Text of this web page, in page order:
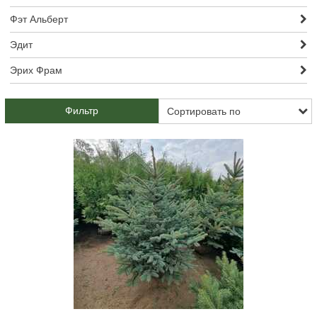
Фэт Альберт
Эдит
Эрих Фрам
Фильтр